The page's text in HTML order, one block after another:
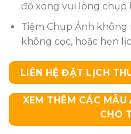
đồ xong vui lòng chụp
Tiệm Chụp Ảnh
không cọc, hoặc hẹn
LIÊN HỆ ĐẶT LỊCH
XEM THÊM CÁC
CHO